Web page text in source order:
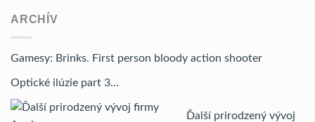
ARCHÍV
Gamesy: Brinks. First person bloody action shooter
Optické ilúzie part 3…
Ďalší prirodzený vývoj